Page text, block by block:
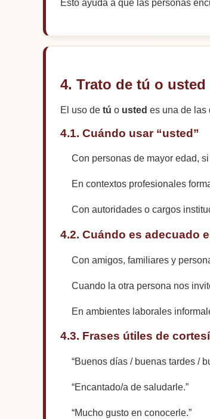
Esto ayuda a que las personas
4. Trato de tú o
El uso de tú o usted es una de las
4.1. Cuándo usar “usted”
Con personas de mayor edad,
En contextos profesionales
Con autoridades o cargos
4.2. Cuándo es adecuado
Con amigos, familiares y
Cuando la otra persona nos
En ambientes laborales
4.3. Frases útiles de
“Buenos días / buenas tardes /
“Encantado/a de saludarle.”
“Mucho gusto en conocerle.”